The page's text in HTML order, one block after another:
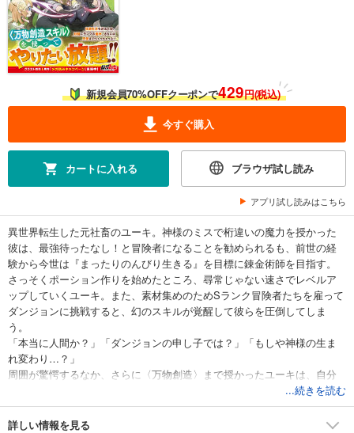
新規会員70%OFFクーポンで429円(税込)
今すぐ購入
カートに入れる ブラウザ試し読み
アプリ試し読みはこちら
異世界転生した元社畜のユーキ。神様のミスで桁違いの魔力を授かった
彼は、最強待ったなし！と冒険者になることを勧められるも、前世の経
験から今世は『まったりのんびり生きる』を目標に錬金術師を目指す。
さっそくポーション作りを始めたところ、尋常じゃない速さでレベルア
ップしていくユーキ。また、素材集めのためSランク冒険者たちを雇って
ダンジョンに挑戦すると、幻のスキルが覚醒して彼らを圧倒してしま
う。
「本当に人間か？」「ダンジョンの申し子では？」「もしや神様の生ま
れ変わり…？」
周囲が驚愕するなか、さらに〈万物創造〉まで授かったユーキは、自分
だけでなく全員がのんびり幸せな暮らしを実現できるよう、商会を立ち
上げることにして――。
妖精、魔人、さらには天使までつくっちゃう!? 本人も生み出すものもす
...続きを読む
詳しい情報を見る